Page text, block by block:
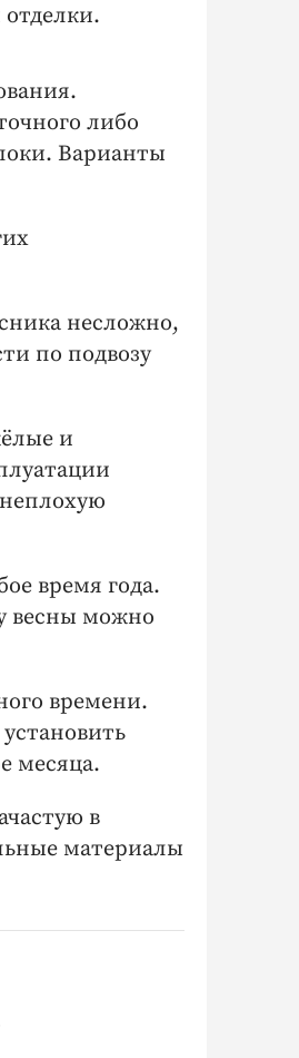
либо
Варианты
несложно,
по подвозу
и
время года.
весны можно
времени.
месяца.
в
материалы